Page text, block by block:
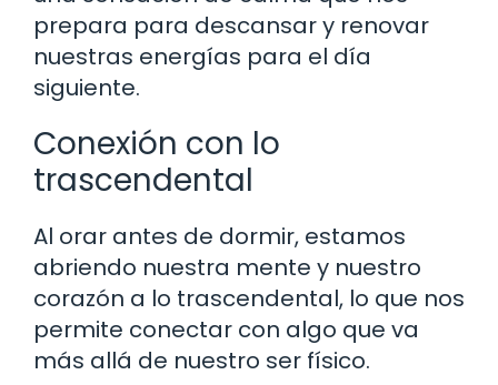
prepara para descansar y renovar
nuestras energías para el día
siguiente.
Conexión con lo
trascendental
Al orar antes de dormir, estamos
abriendo nuestra mente y nuestro
corazón a lo trascendental, lo que nos
permite conectar con algo que va
más allá de nuestro ser físico.